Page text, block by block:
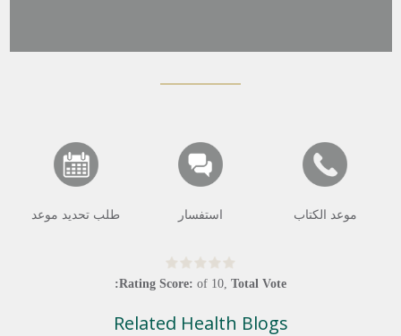
موعد الكتاب استفسار طلب تحديد موعد
Rating Score: of 10, Total Vote:
Related Health Blogs